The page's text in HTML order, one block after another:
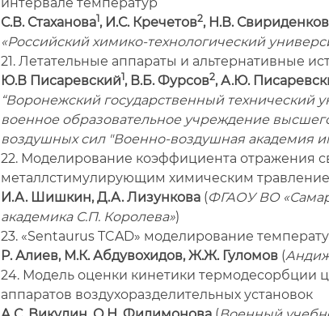
С.В. Стаханова1, И.С. Кречетов2, Н.В.
«Российский химико-технологический
21. Летательные аппараты и альтернативные
Ю.В Писаревский1, В.Б. Фурсов2, А.Ю.
“Воронежский государственный технический
военное образовательное учреждение
воздушных сил "Военно-воздушная академия
22. Моделирование коэффициента отражения
металлстимулирующим химическим
И.А. Шишкин, Д.А. Лизункова (ФГАОУ ВО
академика С.П. Королева»)
23. «Sentaurus TCAD» моделирование
Р. Алиев, М.К. Абдувохидов, Ж.Ж. Гуломов (
24. Модель оценки кинетики термодесорбции
аппаратов воздухоразделительных установок